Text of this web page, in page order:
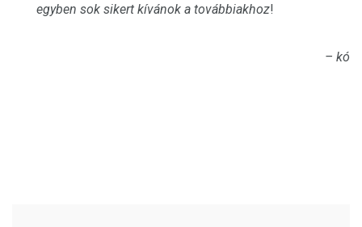
egyben sok sikert kívánok a továbbiakhoz!
– kó